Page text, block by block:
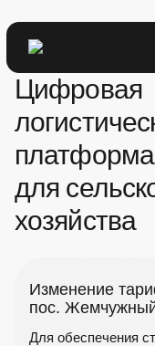
Цифровая
для
хозяйства
Изменение
пос.
Для обеспечения